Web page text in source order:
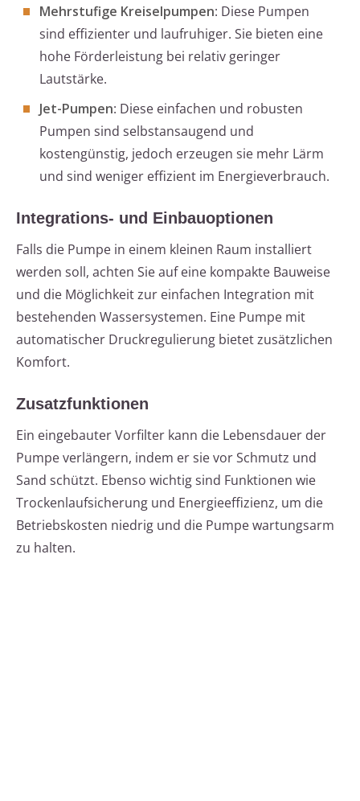
Mehrstufige Kreiselpumpen: Diese Pumpen
sind effizienter und laufruhiger. Sie bieten eine
hohe Förderleistung bei relativ geringer
Lautstärke.
Jet-Pumpen: Diese einfachen und robusten
Pumpen sind selbstansaugend und
kostengünstig, jedoch erzeugen sie mehr Lärm
und sind weniger effizient im Energieverbrauch.
Integrations- und Einbauoptionen
Falls die Pumpe in einem kleinen Raum installiert
werden soll, achten Sie auf eine kompakte Bauweise
und die Möglichkeit zur einfachen Integration mit
bestehenden Wassersystemen. Eine Pumpe mit
automatischer Druckregulierung bietet zusätzlichen
Komfort.
Zusatzfunktionen
Ein eingebauter Vorfilter kann die Lebensdauer der
Pumpe verlängern, indem er sie vor Schmutz und
Sand schützt. Ebenso wichtig sind Funktionen wie
Trockenlaufsicherung und Energieeffizienz, um die
Betriebskosten niedrig und die Pumpe wartungsarm
zu halten.